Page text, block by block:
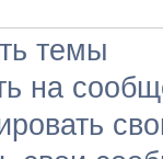
темы
на